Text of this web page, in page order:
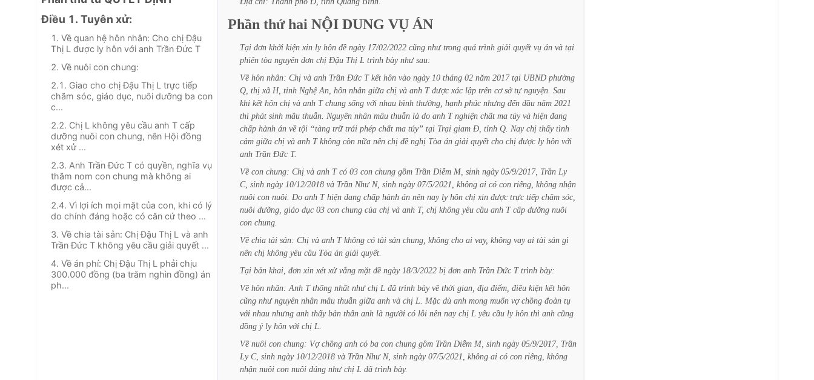
Điều 1. Tuyên xử:
1. Về quan hệ hôn nhân: Cho chị Đậu
Thị L được ly hôn với anh Trần Đức T
2. Về nuôi con chung:
2.1. Giao cho chị Đậu Thị L trực tiếp
chăm sóc, giáo dục, nuôi dưỡng ba con
c...
2.2. Chị L không yêu cầu anh T cấp
dưỡng nuôi con chung, nên Hội đồng
xét xử ...
2.3. Anh Trần Đức T có quyền, nghĩa vụ
thăm nom con chung mà không ai
được cả...
2.4. Vì lợi ích mọi mặt của con, khi có lý
do chính đáng hoặc có căn cứ theo ...
3. Về chia tài sản: Chị Đậu Thị L và anh
Trần Đức T không yêu cầu giải quyết ...
4. Về án phí: Chị Đậu Thị L phải chịu
300.000 đồng (ba trăm nghìn đồng) án
ph...
Phần thứ hai NỘI DUNG VỤ ÁN
Tại đơn khởi kiện xin ly hôn đề ngày 17/02/2022 cũng như trong quá trình giải quyết vụ án và tại
phiên tòa nguyên đơn chị Đậu Thị L trình bày như sau:
Về hôn nhân: Chị và anh Trần Đức T kết hôn vào ngày 10 tháng 02 năm 2017 tại UBND phường
Q, thị xã H, tỉnh Nghệ An, hôn nhân giữa chị và anh T được xác lập trên cơ sở tự nguyện. Sau
khi kết hôn chị và anh T chung sống với nhau bình thường, hạnh phúc nhưng đến đầu năm 2021
thì phát sinh mâu thuẫn. Nguyên nhân mâu thuẫn là do anh T nghiện chất ma túy và hiện đang
chấp hành án về tội “tàng trữ trái phép chất ma túy” tại Trại giam Đ, tỉnh Q. Nay chị thấy tình
cảm giữa chị và anh T không còn nữa nên chị đề nghị Tòa án giải quyết cho chị được ly hôn với
anh Trần Đức T.
Về con chung: Chị và anh T có 03 con chung gồm Trần Diễm M, sinh ngày 05/9/2017, Trần Ly
C, sinh ngày 10/12/2018 và Trần Như N, sinh ngày 07/5/2021, không ai có con riêng, không nhận
nuôi con nuôi. Do anh T hiện đang chấp hành án nên nay ly hôn chị xin được trực tiếp chăm sóc,
nuôi dưỡng, giáo dục 03 con chung của chị và anh T, chị không yêu cầu anh T cấp dưỡng nuôi
con chung.
Về chia tài sản: Chị và anh T không có tài sản chung, không cho ai vay, không vay ai tài sản gì
nên chị không yêu cầu Tòa án giải quyết.
Tại bản khai, đơn xin xét xử vắng mặt đề ngày 18/3/2022 bị đơn anh Trần Đức T trình bày:
Về hôn nhân: Anh T thống nhất như chị L đã trình bày về thời gian, địa điểm, điều kiện kết hôn
cũng như nguyên nhân mâu thuẫn giữa anh và chị L. Mặc dù anh mong muốn vợ chồng đoàn tụ
với nhau nhưng anh thấy bản thân anh là người có lỗi nên nay chị L yêu cầu ly hôn thì anh cũng
đồng ý ly hôn với chị L.
Về nuôi con chung: Vợ chồng anh có ba con chung gồm Trần Diễm M, sinh ngày 05/9/2017, Trần
Ly C, sinh ngày 10/12/2018 và Trần Như N, sinh ngày 07/5/2021, không ai có con riêng, không
nhận nuôi con nuôi đúng như chị L đã trình bày.